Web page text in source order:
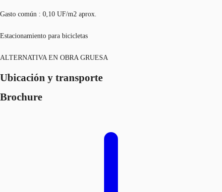
Gasto común : 0,10 UF/m2 aprox.
Estacionamiento para bicicletas
ALTERNATIVA EN OBRA GRUESA
Ubicación y transporte
Brochure